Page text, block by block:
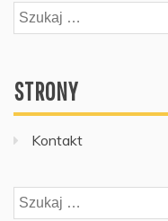
Szukaj:
STRONY
Kontakt
Szukaj: